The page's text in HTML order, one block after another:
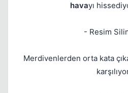
havayı
- Resim
Merdivenlerden orta kata